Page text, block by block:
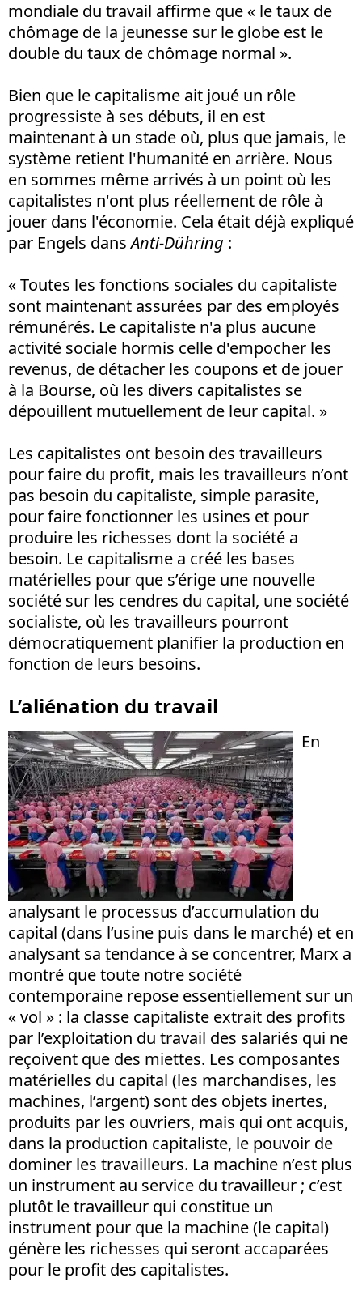
mondiale du travail affirme que « le taux de
chômage de la jeunesse sur le globe est le
double du taux de chômage normal ».
Bien que le capitalisme ait joué un rôle
progressiste à ses débuts, il en est
maintenant à un stade où, plus que jamais, le
système retient l'humanité en arrière. Nous
en sommes même arrivés à un point où les
capitalistes n'ont plus réellement de rôle à
jouer dans l'économie. Cela était déjà expliqué
par Engels dansAnti-Dühring :
« Toutes les fonctions sociales du capitaliste
sont maintenant assurées par des employés
rémunérés. Le capitaliste n'a plus aucune
activité sociale hormis celle d'empocher les
revenus, de détacher les coupons et de jouer
à la Bourse, où les divers capitalistes se
dépouillent mutuellement de leur capital. »
Les capitalistes ont besoin des travailleurs
pour faire du profit, mais les travailleurs n’ont
pas besoin du capitaliste, simple parasite,
pour faire fonctionner les usines et pour
produire les richesses dont la société a
besoin. Le capitalisme a créé les bases
matérielles pour que s’érige une nouvelle
société sur les cendres du capital, une société
socialiste, où les travailleurs pourront
démocratiquement planifier la production en
fonction de leurs besoins.
L’aliénation du travail
En
analysant le processus d’accumulation du
capital (dans l’usine puis dans le marché) et en
analysant sa tendance à se concentrer, Marx a
montré que toute notre société
contemporaine repose essentiellement sur un
« vol » : la classe capitaliste extrait des profits
par l’exploitation du travail des salariés qui ne
reçoivent que des miettes. Les composantes
matérielles du capital (les marchandises, les
machines, l’argent) sont des objets inertes,
produits par les ouvriers, mais qui ont acquis,
dans la production capitaliste, le pouvoir de
dominer les travailleurs. La machine n’est plus
un instrument au service du travailleur ; c’est
plutôt le travailleur qui constitue un
instrument pour que la machine (le capital)
génère les richesses qui seront accaparées
pour le profit des capitalistes.